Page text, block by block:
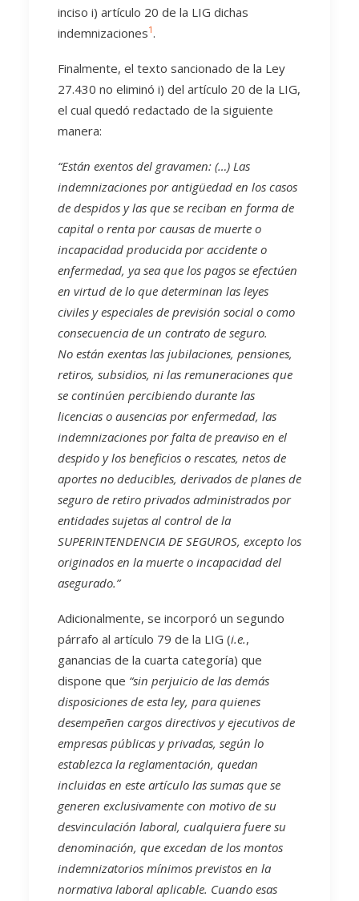
inciso i) artículo 20 de la LIG dichas
indemnizaciones1.
Finalmente, el texto sancionado de la Ley
27.430 no eliminó i) del artículo 20 de la LIG,
el cual quedó redactado de la siguiente
manera:
“Están exentos del gravamen: (…) Las
indemnizaciones por antigüedad en los casos
de despidos y las que se reciban en forma de
capital o renta por causas de muerte o
incapacidad producida por accidente o
enfermedad, ya sea que los pagos se efectúen
en virtud de lo que determinan las leyes
civiles y especiales de previsión social o como
consecuencia de un contrato de seguro.
No están exentas las jubilaciones, pensiones,
retiros, subsidios, ni las remuneraciones que
se continúen percibiendo durante las
licencias o ausencias por enfermedad, las
indemnizaciones por falta de preaviso en el
despido y los beneficios o rescates, netos de
aportes no deducibles, derivados de planes de
seguro de retiro privados administrados por
entidades sujetas al control de la
SUPERINTENDENCIA DE SEGUROS, excepto los
originados en la muerte o incapacidad del
asegurado.”
Adicionalmente, se incorporó un segundo
párrafo al artículo 79 de la LIG (i.e.,
ganancias de la cuarta categoría) que
dispone que “sin perjuicio de las demás
disposiciones de esta ley, para quienes
desempeñen cargos directivos y ejecutivos de
empresas públicas y privadas, según lo
establezca la reglamentación, quedan
incluidas en este artículo las sumas que se
generen exclusivamente con motivo de su
desvinculación laboral, cualquiera fuere su
denominación, que excedan de los montos
indemnizatorios mínimos previstos en la
normativa laboral aplicable. Cuando esas